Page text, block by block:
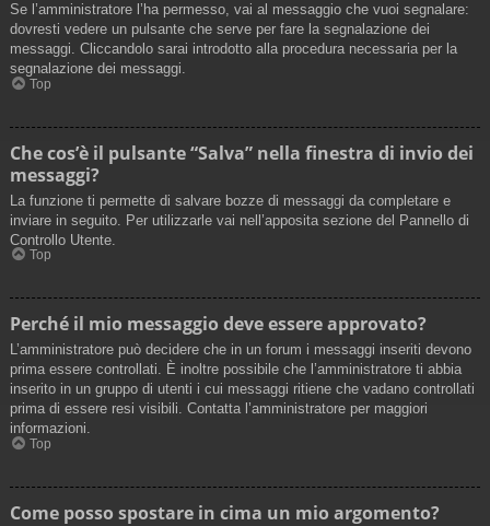
Se l’amministratore l’ha permesso, vai al messaggio che vuoi segnalare:
dovresti vedere un pulsante che serve per fare la segnalazione dei
messaggi. Cliccandolo sarai introdotto alla procedura necessaria per la
segnalazione dei messaggi.
Top
Che cos’è il pulsante “Salva” nella finestra di invio dei
messaggi?
La funzione ti permette di salvare bozze di messaggi da completare e
inviare in seguito. Per utilizzarle vai nell’apposita sezione del Pannello di
Controllo Utente.
Top
Perché il mio messaggio deve essere approvato?
L’amministratore può decidere che in un forum i messaggi inseriti devono
prima essere controllati. È inoltre possibile che l’amministratore ti abbia
inserito in un gruppo di utenti i cui messaggi ritiene che vadano controllati
prima di essere resi visibili. Contatta l’amministratore per maggiori
informazioni.
Top
Come posso spostare in cima un mio argomento?